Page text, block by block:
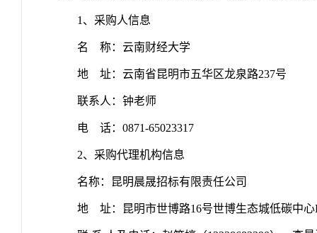
1、采购人信息
名 称：云南财经大学
地 址：云南省昆明市五华区龙泉路237号
联系人：钟老师
电 话：0871-65023317
2、采购代理机构信息
名称：昆明晨晟招标有限责任公司
地 址：昆明市世博路16号世博生态城低碳中